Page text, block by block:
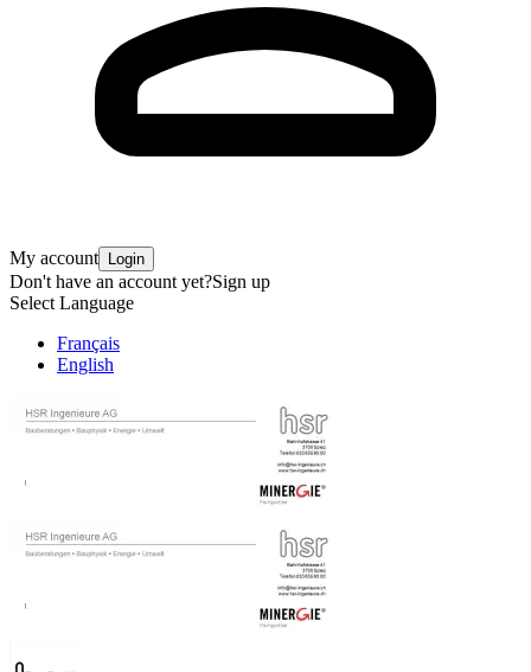
My account Login
Don't have an account yet?Sign up
Select Language
Français
English